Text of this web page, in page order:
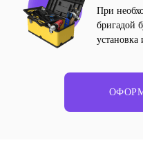
При
бригадой
установка